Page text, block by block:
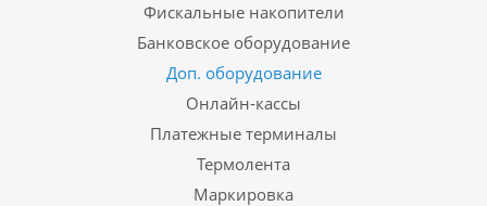
Фискальные накопители
Банковское оборудование
Доп. оборудование
Онлайн-кассы
Платежные терминалы
Термолента
Маркировка